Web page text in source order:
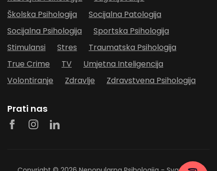
Školska Psihologija
Socijalna Patologija
Socijalna Psihologija
Sportska Psihologija
Stimulansi
Stres
Traumatska Psihologija
True Crime
TV
Umjetna Inteligencija
Volontiranje
Zdravlje Zdravstvena Psihologija
Prati nas